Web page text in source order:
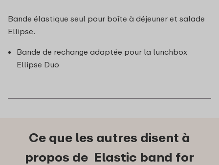
Bande élastique seul pour boîte à déjeuner et salade
Ellipse.
Bande de rechange adaptée pour la lunchbox
Ellipse Duo
Ce que les autres disent à
propos de Elastic band for